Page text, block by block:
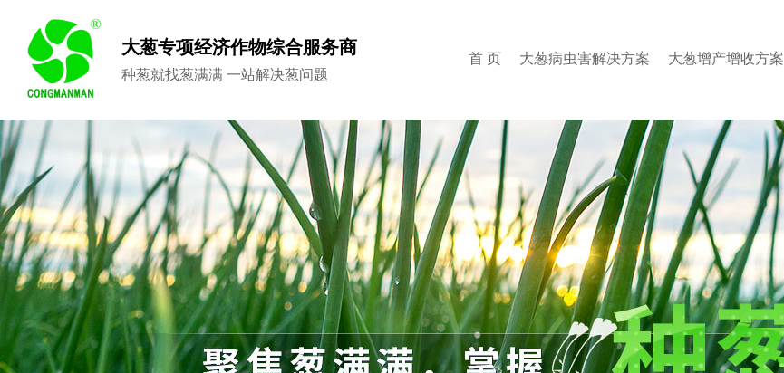
大葱专项经济作物综合服务商
种葱就找葱满满 一站解决葱问题
首 页 大葱病虫害解决方案 大葱增产增收方案